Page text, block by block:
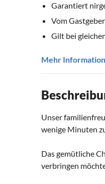
Garantiert
Vom
Gilt bei
Mehr
Unser
wenige Minuten
Das gemütliche
verbringen